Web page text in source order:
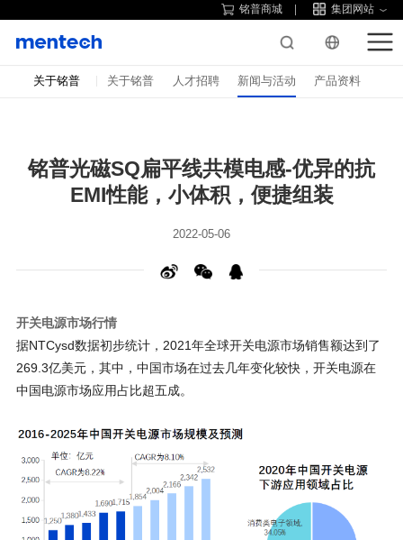
铭普商城 集团网站
关于铭普 关于铭普 人才招聘 新闻与活动 产品资料
EMI性能，小体积，便捷组装
2022-05-06
开关电源市场行情
269.3亿美元，其中，中国市场在过去几
中国电源市场应用占比超五成。